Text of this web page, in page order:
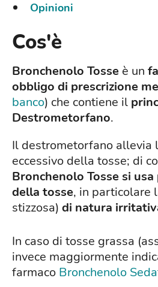
Opinioni
Cos'è
Bronchenolo Tosse è un
obbligo di prescrizione
banco) che contiene il
Destrometorfano.
Il destrometorfano allevia
eccessivo della tosse; di
Bronchenolo Tosse si
della tosse, in particolare
stizzosa) di natura
In caso di tosse grassa
invece maggiormente
farmaco Bronchenolo